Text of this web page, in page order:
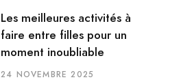
Les meilleures activités à
faire entre filles pour un
moment inoubliable
24 NOVEMBRE 2025